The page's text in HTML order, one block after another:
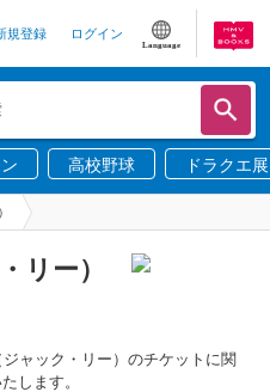
規登録 ログイン
Language
高校野球 ドラクエ展
リー）
ャック・リー）のチケットに関
します。